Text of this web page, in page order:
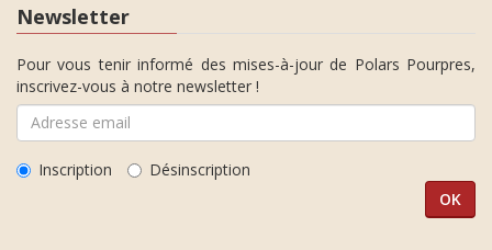
Newsletter
Pour vous tenir informé des mises-à-jour de Polars Pourpres,
inscrivez-vous à notre newsletter !
Inscription Désinscription